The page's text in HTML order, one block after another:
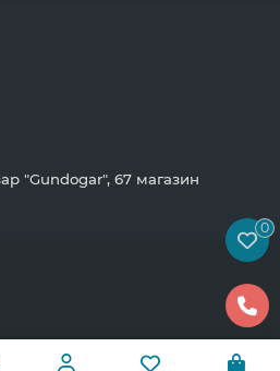
"Gundogar", 67 магазин
0